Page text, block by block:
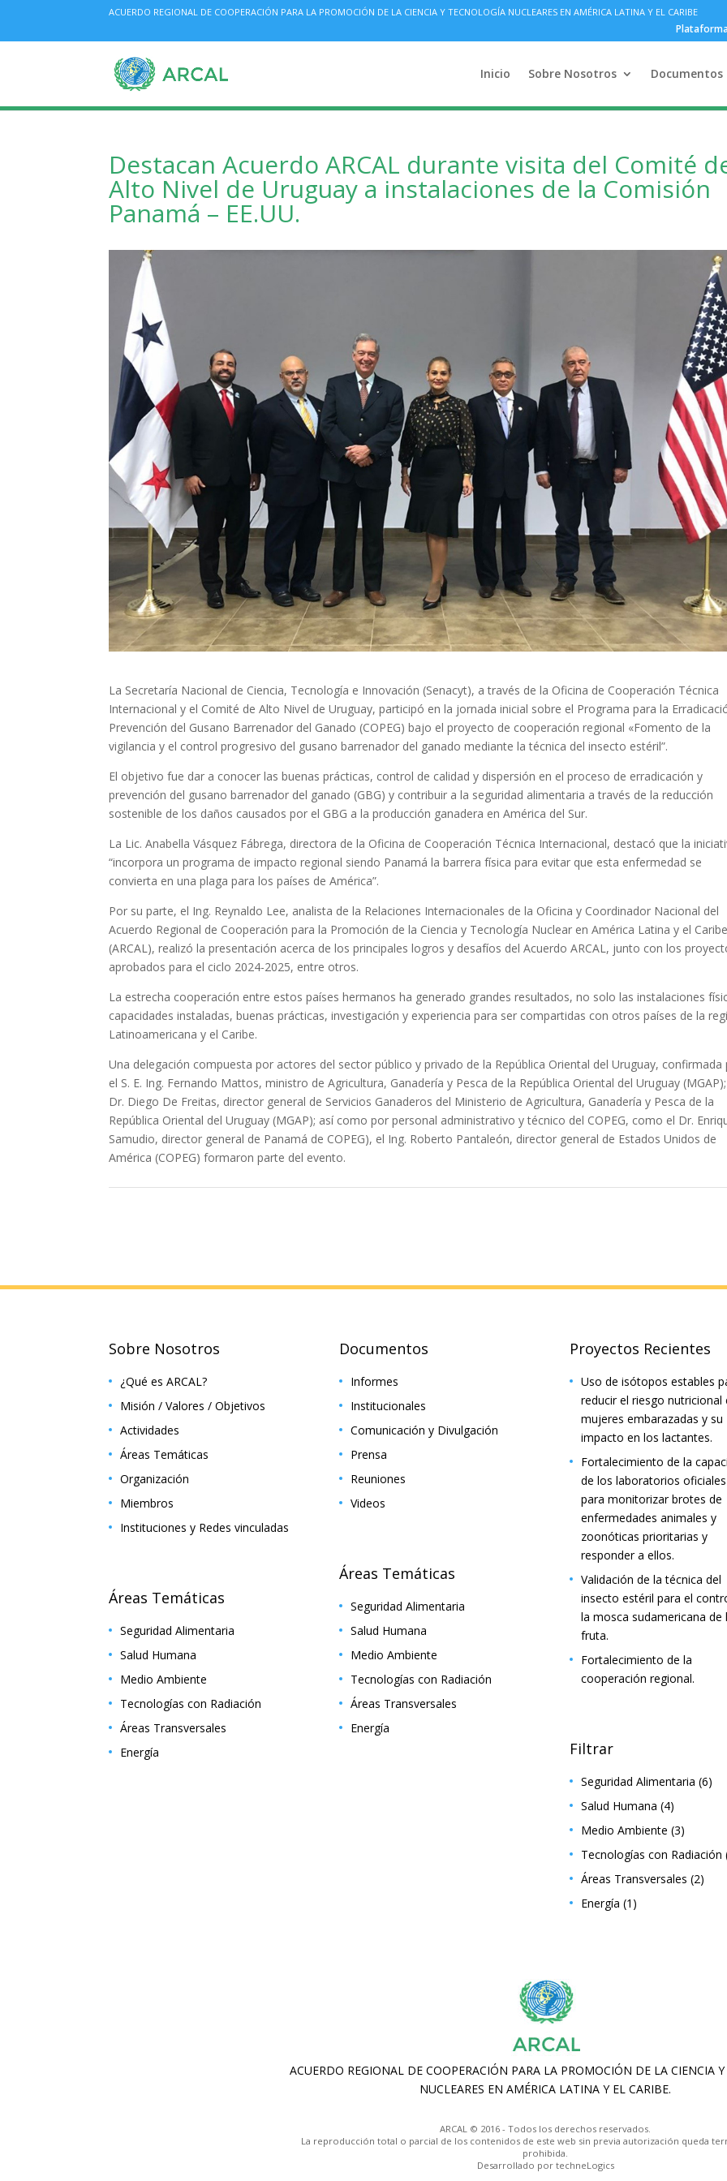
ACUERDO REGIONAL DE COOPERACIÓN PARA LA PROMOCIÓN DE LA CIENCIA Y TECNOLOGÍA NUCLEARES EN AMÉRICA LATINA Y EL CARIBE
Plataforma
Inicio Sobre Nosotros Documentos
Destacan Acuerdo ARCAL durante visita del Comité
Alto Nivel de Uruguay a instalaciones de la Comisión
Panamá – EE.UU.
La Secretaría Nacional de Ciencia, Tecnología e Innovación (Senacyt), a través de la Oficina de Cooperación Técnica
Internacional y el Comité de Alto Nivel de Uruguay, participó en la jornada inicial sobre el Programa para la
Prevención del Gusano Barrenador del Ganado (COPEG) bajo el proyecto de cooperación regional «Fomento de la
vigilancia y el control progresivo del gusano barrenador del ganado mediante la técnica del insecto estéril”.
El objetivo fue dar a conocer las buenas prácticas, control de calidad y dispersión en el proceso de erradicación y
prevención del gusano barrenador del ganado (GBG) y contribuir a la seguridad alimentaria a través de la reducción
sostenible de los daños causados por el GBG a la producción ganadera en América del Sur.
La Lic. Anabella Vásquez Fábrega, directora de la Oficina de Cooperación Técnica Internacional, destacó que la
“incorpora un programa de impacto regional siendo Panamá la barrera física para evitar que esta enfermedad se
convierta en una plaga para los países de América”.
Por su parte, el Ing. Reynaldo Lee, analista de la Relaciones Internacionales de la Oficina y Coordinador Nacional del
Acuerdo Regional de Cooperación para la Promoción de la Ciencia y Tecnología Nuclear en América Latina y el Caribe
(ARCAL), realizó la presentación acerca de los principales logros y desafíos del Acuerdo ARCAL, junto con los
aprobados para el ciclo 2024-2025, entre otros.
La estrecha cooperación entre estos países hermanos ha generado grandes resultados, no solo las instalaciones
capacidades instaladas, buenas prácticas, investigación y experiencia para ser compartidas con otros países de la
Latinoamericana y el Caribe.
Una delegación compuesta por actores del sector público y privado de la República Oriental del Uruguay, confirmada
el S. E. Ing. Fernando Mattos, ministro de Agricultura, Ganadería y Pesca de la República Oriental del Uruguay
Dr. Diego De Freitas, director general de Servicios Ganaderos del Ministerio de Agricultura, Ganadería y Pesca de la
República Oriental del Uruguay (MGAP); así como por personal administrativo y técnico del COPEG, como el Dr.
Samudio, director general de Panamá de COPEG), el Ing. Roberto Pantaleón, director general de Estados Unidos de
América (COPEG) formaron parte del evento.
Sobre Nosotros
¿Qué es ARCAL?
Misión / Valores / Objetivos
Actividades
Áreas Temáticas
Organización
Miembros
Instituciones y Redes vinculadas
Áreas Temáticas
Seguridad Alimentaria
Salud Humana
Medio Ambiente
Tecnologías con Radiación
Áreas Transversales
Energía
Documentos
Informes
Institucionales
Comunicación y Divulgación
Prensa
Reuniones
Videos
Áreas Temáticas
Seguridad Alimentaria
Salud Humana
Medio Ambiente
Tecnologías con Radiación
Áreas Transversales
Energía
Proyectos Recientes
Uso de isótopos estables
reducir el riesgo nutricional
mujeres embarazadas y su
impacto en los lactantes.
Fortalecimiento de la
de los laboratorios oficiales
para monitorizar brotes de
enfermedades animales y
zoonóticas prioritarias y
responder a ellos.
Validación de la técnica del
insecto estéril para el
la mosca sudamericana de
fruta.
Fortalecimiento de la
cooperación regional.
Filtrar
Seguridad Alimentaria (6)
Salud Humana (4)
Medio Ambiente (3)
Tecnologías con Radiación
Áreas Transversales (2)
Energía (1)
ARCAL © 2016 - Todos los derechos reservados.
La reproducción total o parcial de los contenidos de este web sin previa autorización queda
prohibida.
Desarrollado por techneLogics